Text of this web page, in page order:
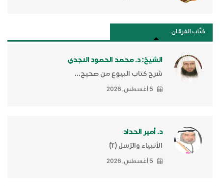
كتَّاب الفرقان
الشيخ: د. محمد الحمود النجدي
شرح كتاب البيوع من صحيح...
5 أغسطس, 2026
د. أمير الحداد
الأنبياء والرّسل (٢)ّ
5 أغسطس, 2026